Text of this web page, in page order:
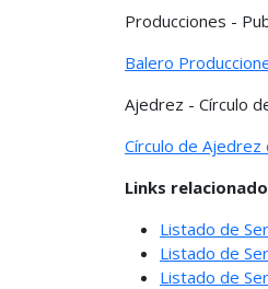
Producciones -
Balero
Ajedrez - Círculo
Círculo de Ajedrez
Links
Listado de
Listado de
Listado de